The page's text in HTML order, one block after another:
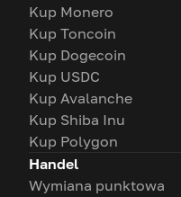
Kup Monero
Kup Toncoin
Kup Dogecoin
Kup USDC
Kup Avalanche
Kup Shiba Inu
Kup Polygon
Handel
Wymiana punktowa